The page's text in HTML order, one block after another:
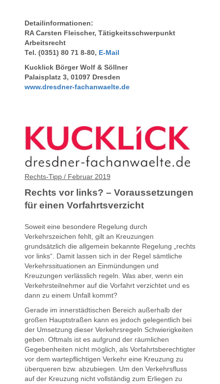
Detailinformationen:
RA Carsten Fleischer, Tätigkeitsschwerpunkt
Arbeitsrecht
Tel. (0351) 80 71 8-80, E-Mail
Kucklick Börger Wolf & Söllner
Palaisplatz 3, 01097 Dresden
www.dresdner-fachanwaelte.de
Rechts-Tipp / Februar 2019
Rechts vor links? – Voraussetzungen
für einen Vorfahrtsverzicht
Soweit eine besondere Regelung durch
Verkehrszeichen fehlt, gilt an Kreuzungen
grundsätzlich die allgemein bekannte Regelung „rechts
vor links“. Damit lassen sich in der Regel sämtliche
Verkehrssituationen an Einmündungen und
Kreuzungen verlässlich regeln. Was aber, wenn ein
Verkehrsteilnehmer auf die Vorfahrt verzichtet und es
dann zu einem Unfall kommt?
Gerade im innerstädtischen Bereich außerhalb der
großen Hauptstraßen kann es jedoch gelegentlich bei
der Umsetzung dieser Verkehrsregeln Schwierigkeiten
geben. Oftmals ist es aufgrund der räumlichen
Gegebenheiten nicht möglich, als Vorfahrtsberechtigter
vor dem wartepflichtigen Verkehr eine Kreuzung zu
überqueren bzw. abzubiegen. Um den Verkehrsfluss
auf der Kreuzung nicht vollständig zum Erliegen zu